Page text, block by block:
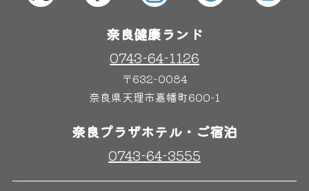
その他施設 ご宿泊
奈良健康ランド
0743-64-1126
〒632-0084
奈良県天理市嘉幡町600-1
奈良プラザホテル・ご宿泊
0743-64-3555